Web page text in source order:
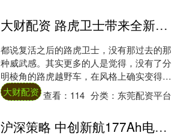
大财配资 路虎卫士带来全新Vertex版本, 配宝马V8发动机、双腔空悬还带双锁
都说复活之后的路虎卫士，没有那过去的那
种威武感。其实更多的人是觉得，没有了分
明棱角的路虎越野车，在风格上确实变得更
时尚了，这使得它在越野探索时会缺点儿野
性。不过....
大财配资 查看： 114 分类： 东莞配资平台
沪深策略 中创新航177Ah电芯批量故障, 全球第四的电池巨头这次栽了